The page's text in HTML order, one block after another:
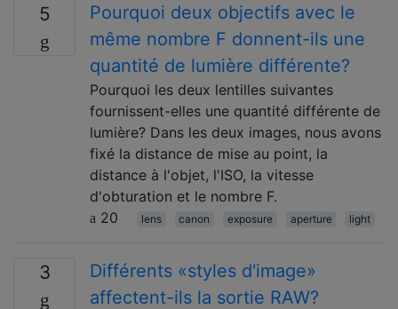
5
Pourquoi deux objectifs avec le
même nombre F donnent-ils une
quantité de lumière différente?
Pourquoi les deux lentilles suivantes
fournissent-elles une quantité différente de
lumière? Dans les deux images, nous avons
fixé la distance de mise au point, la
distance à l'objet, l'ISO, la vitesse
d'obturation et le nombre F.
20
lens canon exposure aperture light
3
Différents «styles d'image»
affectent-ils la sortie RAW?